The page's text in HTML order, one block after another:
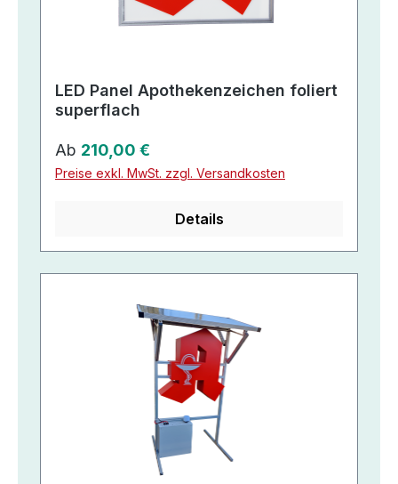
LED Panel Apothekenzeichen foliert
superflach
Regulärer Preis:
Ab 210,00 €
Preise exkl. MwSt. zzgl. Versandkosten
Details